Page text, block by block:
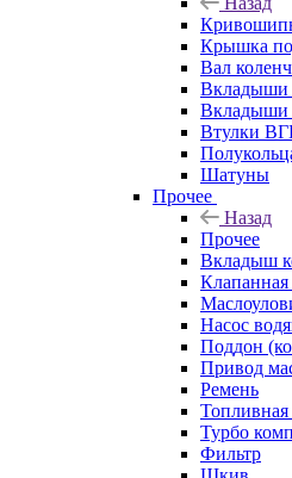
Крышка
Вал
Вкладыши
Вкладыши
Втулки
Шатуны
Прочее
Назад
Прочее
Вкладыш
Насос
Поддон
Привод
Ремень
Турбо
Фильтр